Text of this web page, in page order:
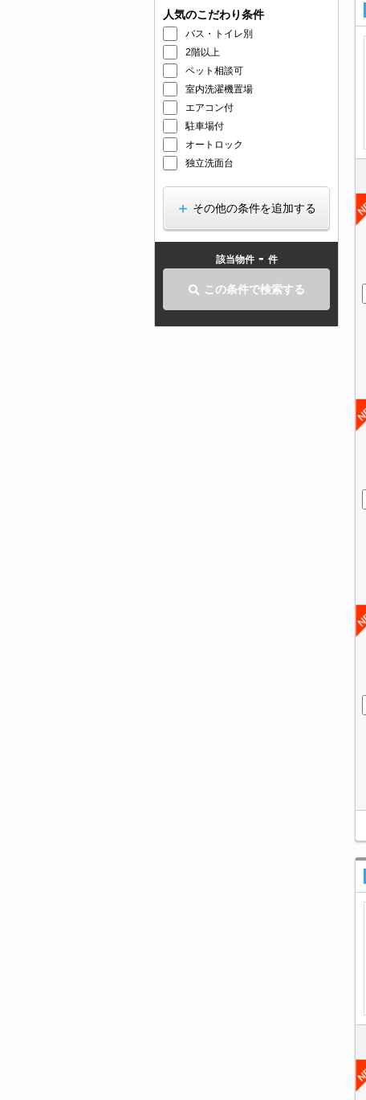
人気のこだわり条件
バス・トイレ別
2階以上
ペット相談可
室内洗濯機置場
エアコン付
駐車場付
オートロック
独立洗面台
その他の条件を追加する
該当物件 - 件
この条件で検索する